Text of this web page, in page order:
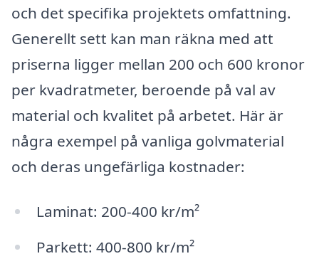
och det specifika projektets omfattning.
Generellt sett kan man räkna med att
priserna ligger mellan 200 och 600 kronor
per kvadratmeter, beroende på val av
material och kvalitet på arbetet. Här är
några exempel på vanliga golvmaterial
och deras ungefärliga kostnader:
Laminat: 200-400 kr/m²
Parkett: 400-800 kr/m²